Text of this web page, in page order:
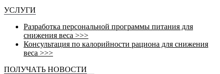
УСЛУГИ
Разработка персональной программы питания для
снижения веса >>>
Консультация по калорийности рациона для снижения
веса >>>
ПОЛУЧАТЬ НОВОСТИ